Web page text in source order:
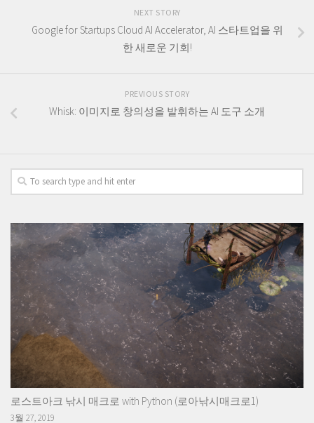
NEXT STORY
Google for Startups Cloud AI Accelerator, AI 스타트업을 위
한 새로운 기회!
PREVIOUS STORY
Whisk: 이미지로 창의성을 발휘하는 AI 도구 소개
로스트아크 낚시 매크로 with Python (로아낚시매크로1)
3월 27, 2019